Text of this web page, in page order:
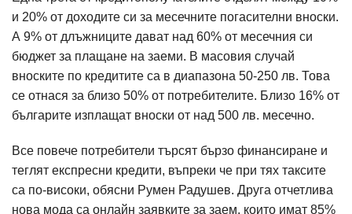
и 20% от доходите си за месечните погасителни вноски.
А 9% от длъжниците дават над 60% от месечния си
бюджет за плащане на заеми. В масовия случай
вноските по кредитите са в диапазона 50-250 лв. Това
се отнася за близо 50% от потребителите. Близо 16% от
българите изплащат вноски от над 500 лв. месечно.
Все повече потребители търсят бързо финансиране и
теглят експресни кредити, въпреки че при тях таксите
са по-високи, обясни Румен Радушев. Друга отчетлива
нова мода са онлайн заявките за заем, които имат 85%